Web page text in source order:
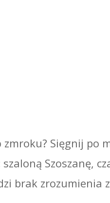
Sięgnij po
Szoszanę,
brak zrozumienia